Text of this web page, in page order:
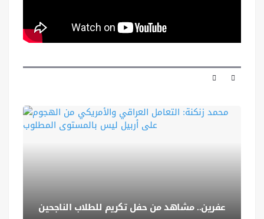
عفرين.. مشاهد من حفل تكريم للطلاب الناجحين